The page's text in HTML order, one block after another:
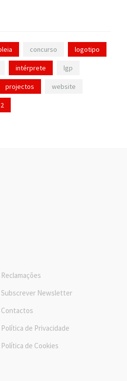
concurso logotipo
intérprete lgp
projectos website
Reclamações
Subscrever Newsletter
Contactos
Política de Privacidade
Política de Cookies